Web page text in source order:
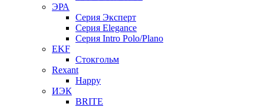
ЭРА
Серия Эксперт
Серия Elegance
Серия Intro Polo/Plano
EKF
Стокгольм
Rexant
Happy
ИЭК
BRITE